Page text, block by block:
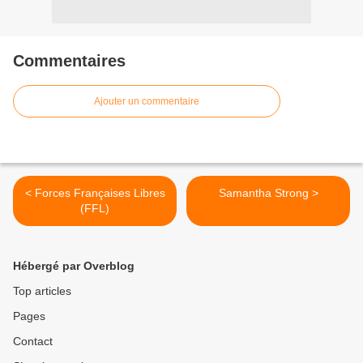
Commentaires
Ajouter un commentaire
< Forces Françaises Libres
(FFL)
Samantha Strong >
Hébergé par Overblog
Top articles
Pages
Contact